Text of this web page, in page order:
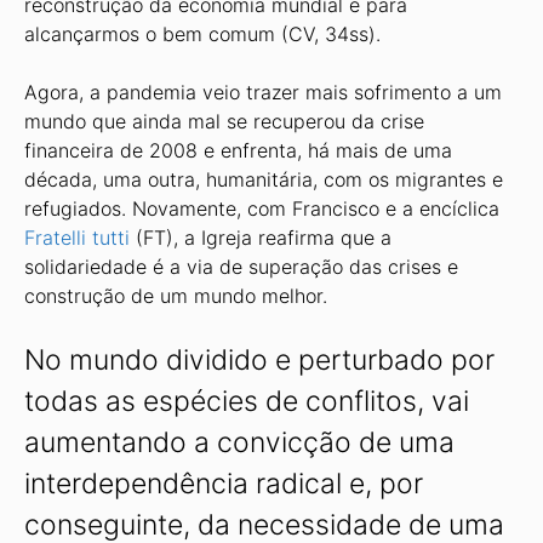
alcançarmos o bem comum (CV, 34ss).
Agora, a pandemia veio trazer mais sofrimento a um
mundo que ainda mal se recuperou da crise
financeira de 2008 e enfrenta, há mais de uma
década, uma outra, humanitária, com os migrantes e
refugiados. Novamente, com Francisco e a encíclica
Fratelli tutti (FT), a Igreja reafirma que a
solidariedade é a via de superação das crises e
construção de um mundo melhor.
No mundo dividido e perturbado por
todas as espécies de conflitos, vai
aumentando a convicção de uma
interdependência radical e, por
conseguinte, da necessidade de uma